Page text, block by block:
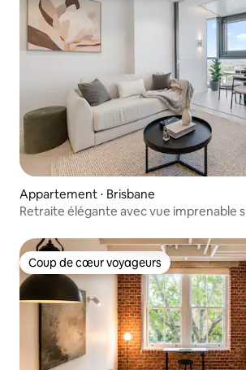
Appartement ⋅ Brisbane
Retraite élégante avec vue imprenable
Coup de cœur voyageurs
Coup de cœur voyageurs